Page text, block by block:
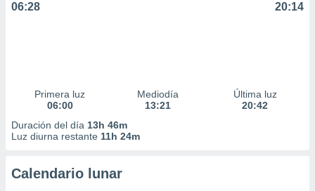
06:28 20:14
Primera luz
06:00
Mediodía
13:21
Última luz
20:42
Duración del día 13h 46m
Luz diurna restante 11h 24m
Calendario lunar